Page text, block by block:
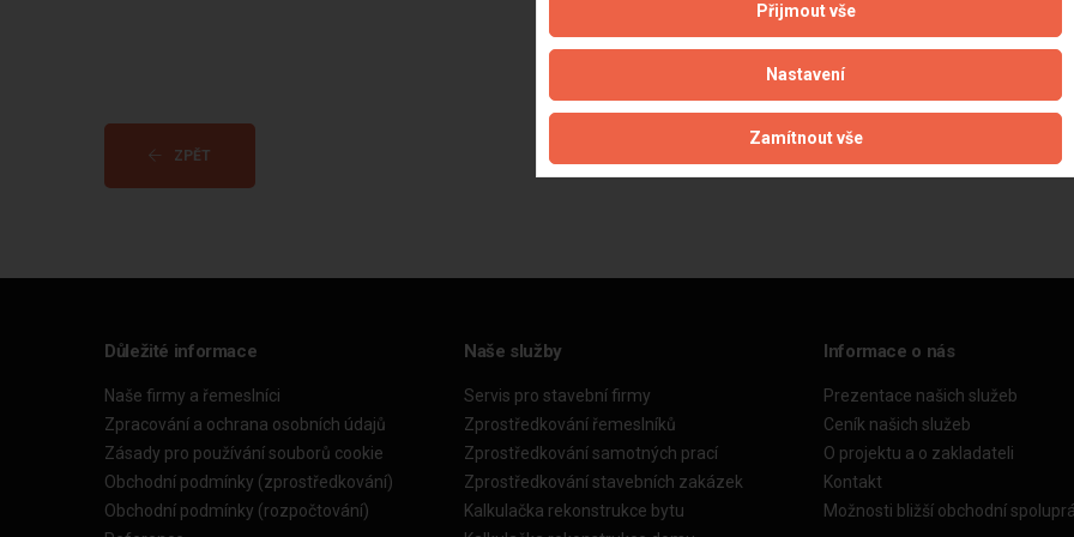
ZPĚT
Důležité informace
Naše firmy a řemeslníci
Zpracování a ochrana osobních údajů
Zásady pro používání souborů cookie
Obchodní podmínky (zprostředkování)
Obchodní podmínky (rozpočtování)
Naše služby
Servis pro stavební firmy
Zprostředkování řemeslníků
Zprostředkování samotných prací
Zprostředkování stavebních zakázek
Kalkulačka rekonstrukce bytu
Informace o nás
Prezentace našich služeb
Ceník našich služeb
O projektu a o zakladateli
Kontakt
Možnosti bližší obchodní
Přijmout vše
Nastavení
Zamítnout vše